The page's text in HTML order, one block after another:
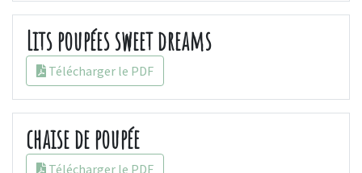
Lits poupées sweet dreams
Télécharger le PDF
chaise de poupée
Télécharger le PDF